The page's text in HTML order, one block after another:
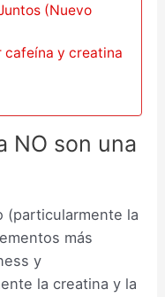
(Nuevo
cafeína y creatina
NO son una
(particularmente la
más
y
la creatina y la